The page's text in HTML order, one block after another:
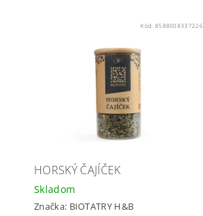
Kód: 8588008337226
HORSKÝ ČAJÍČEK
Skladom
Značka: BIOTATRY H&B